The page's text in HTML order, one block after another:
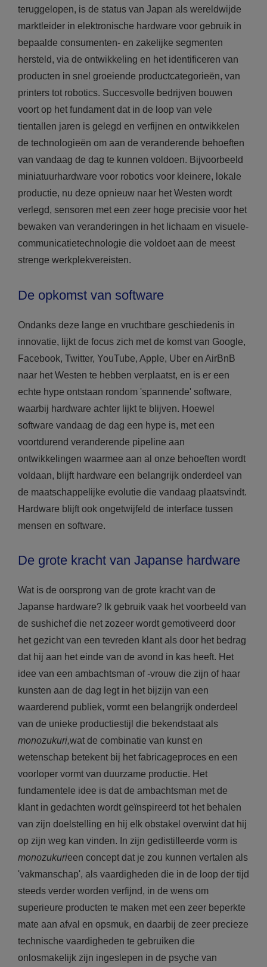
teruggelopen, is de status van Japan als wereldwijde
marktleider in elektronische hardware voor gebruik in
bepaalde consumenten- en zakelijke segmenten
hersteld, via de ontwikkeling en het identificeren van
producten in snel groeiende productcategorieën, van
printers tot robotics. Succesvolle bedrijven bouwen
voort op het fundament dat in de loop van vele
tientallen jaren is gelegd en verfijnen en ontwikkelen
de technologieën om aan de veranderende behoeften
van vandaag de dag te kunnen voldoen. Bijvoorbeeld
miniatuurhardware voor robotics voor kleinere, lokale
productie, nu deze opnieuw naar het Westen wordt
verlegd, sensoren met een zeer hoge precisie voor het
bewaken van veranderingen in het lichaam en visuele-
communicatietechnologie die voldoet aan de meest
strenge werkplekvereisten.
De opkomst van software
Ondanks deze lange en vruchtbare geschiedenis in
innovatie, lijkt de focus zich met de komst van Google,
Facebook, Twitter, YouTube, Apple, Uber en AirBnB
naar het Westen te hebben verplaatst, en is er een
echte hype ontstaan rondom 'spannende' software,
waarbij hardware achter lijkt te blijven. Hoewel
software vandaag de dag een hype is, met een
voortdurend veranderende pipeline aan
ontwikkelingen waarmee aan al onze behoeften wordt
voldaan, blijft hardware een belangrijk onderdeel van
de maatschappelijke evolutie die vandaag plaatsvindt.
Hardware blijft ook ongetwijfeld de interface tussen
mensen en software.
De grote kracht van Japanse hardware
Wat is de oorsprong van de grote kracht van de
Japanse hardware? Ik gebruik vaak het voorbeeld van
de sushichef die net zozeer wordt gemotiveerd door
het gezicht van een tevreden klant als door het bedrag
dat hij aan het einde van de avond in kas heeft. Het
idee van een ambachtsman of -vrouw die zijn of haar
kunsten aan de dag legt in het bijzijn van een
waarderend publiek, vormt een belangrijk onderdeel
van de unieke productiestijl die bekendstaat als
monozukuri,wat de combinatie van kunst en
wetenschap betekent bij het fabricageproces en een
voorloper vormt van duurzame productie. Het
fundamentele idee is dat de ambachtsman met de
klant in gedachten wordt geïnspireerd tot het behalen
van zijn doelstelling en hij elk obstakel overwint dat hij
op zijn weg kan vinden. In zijn gedistilleerde vorm is
monozukurieen concept dat je zou kunnen vertalen als
'vakmanschap', als vaardigheden die in de loop der tijd
steeds verder worden verfijnd, in de wens om
superieure producten te maken met een zeer beperkte
mate aan afval en opsmuk, en daarbij de zeer precieze
technische vaardigheden te gebruiken die
onlosmakelijk zijn ingeslepen in de psyche van